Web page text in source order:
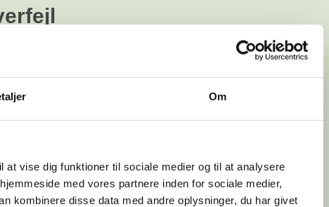
Om
vise dig funktioner til sociale medier og til at analysere
med vores partnere inden for sociale medier,
kombinere disse data med andre oplysninger, du har givet
på at løse problemet. Prøv venligst igen
Gå tilbage